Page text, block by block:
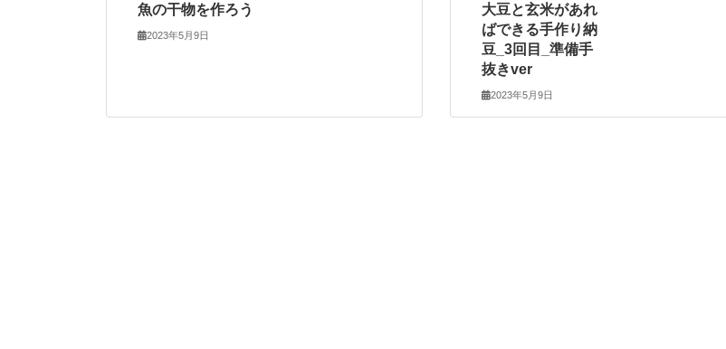
魚の干物を作ろう
2023年5月9日
大豆と玄米があれ
ばできる手作り納
豆_3回目_準備手
抜きver
2023年5月9日